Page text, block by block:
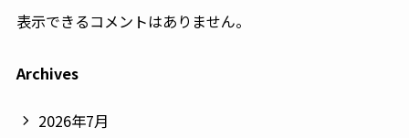
表示できるコメントはありません。
Archives
2026年7月